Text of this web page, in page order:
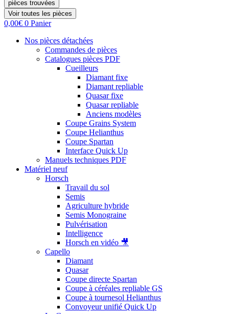
pièces trouvées
Voir toutes les pièces
0,00€ 0 Panier
Nos pièces détachées
Commandes de pièces
Catalogues pièces PDF
Cueilleurs
Diamant fixe
Diamant repliable
Quasar fixe
Quasar repliable
Anciens modèles
Coupe Grains System
Coupe Helianthus
Coupe Spartan
Interface Quick Up
Manuels techniques PDF
Matériel neuf
Horsch
Travail du sol
Semis
Agriculture hybride
Semis Monograine
Pulvérisation
Intelligence
Horsch en vidéo 🎥
Capello
Diamant
Quasar
Coupe directe Spartan
Coupe à céréales repliable GS
Coupe à tournesol Helianthus
Convoyeur unifié Quick Up